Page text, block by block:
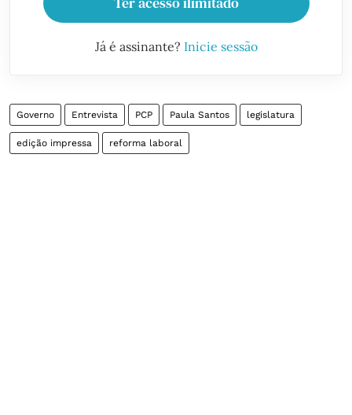
Já é assinante? Inicie sessão
Governo Entrevista PCP Paula Santos legislatura
edição impressa reforma laboral